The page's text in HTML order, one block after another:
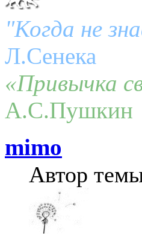
"Когда не
Л.Сенека
«Привычка
А.С.Пушкин
mimo
Автор